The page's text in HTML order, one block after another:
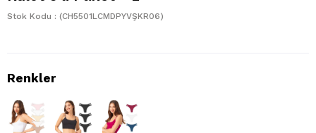
Stok Kodu (CH5501LCMDPYVŞKR06)